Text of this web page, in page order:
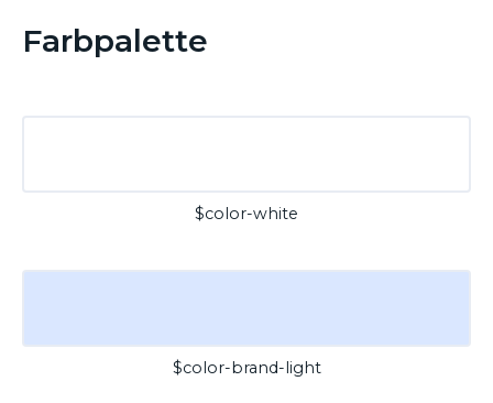
Farbpalette
$color-white
$color-brand-light